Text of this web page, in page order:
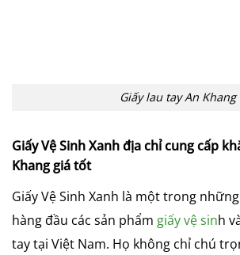
Giấy lau tay An Khang
Giấy Vệ Sinh Xanh địa chỉ cung cấp
Khang giá tốt
Giấy Vệ Sinh Xanh là một trong
hàng đầu các sản phẩm giấy vệ sinh
tay tại Việt Nam. Họ không chỉ chú